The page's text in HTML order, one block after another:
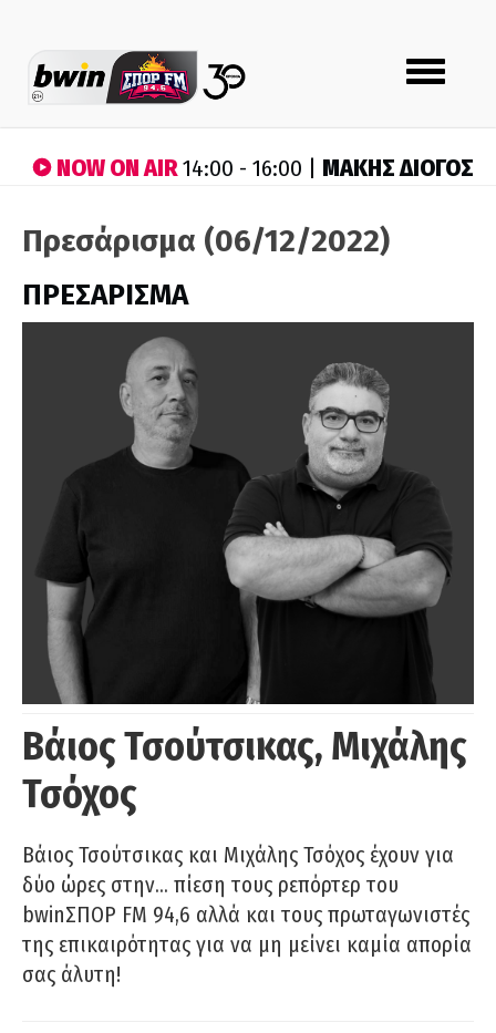
Toggle
navigation
NOW ON AIR14:00 - 16:00 | ΜΑΚΗΣ ΔΙΟΓΟΣ
Πρεσάρισμα (06/12/2022)
ΠΡΕΣΑΡΙΣΜΑ
Βάιος Τσούτσικας, Μιχάλης
Τσόχος
Βάιος Τσούτσικας και Μιχάλης Τσόχος έχουν για
δύο ώρες στην… πίεση τους ρεπόρτερ του
bwinΣΠΟΡ FM 94,6 αλλά και τους πρωταγωνιστές
της επικαιρότητας για να μη μείνει καμία απορία
σας άλυτη!